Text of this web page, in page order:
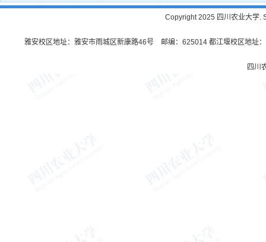
Copyright 2025 四川农业大学.
雅安校区地址：雅安市雨城区新康路46号 邮编：625014 都江堰校区地址
四川